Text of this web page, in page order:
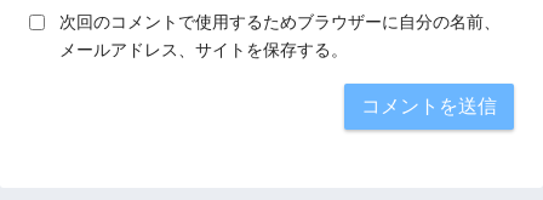
次回のコメントで使用するためブラウザーに自分の名前、
メールアドレス、サイトを保存する。